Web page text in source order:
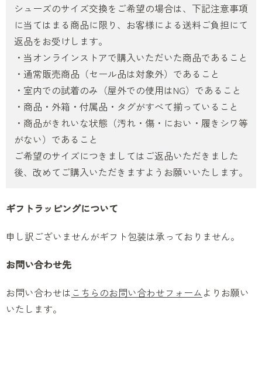
シューズのサイズ交換をご希望の場合は、下記注意事項
に当てはまる商品に限り、お客様による送料ご負担にて
返品をお受けします。
・当オンラインストアで購入いただいた商品であること
・通常販売商品（セール品は対象外）であること
・室内での試着のみ（屋外での使用はNG）であること
・商品・外箱・付属品・タグがすべて揃っていること
・商品がきれいな状態（汚れ・傷・におい・履きシワ等
がない）であること
ご希望のサイズにつきましてはご返品いただきました
後、改めてご購入いただきますようお願いいたします。
ギフトラッピングについて
申し訳ございませんがギフト包装は承っておりません。
お問い合わせ先
お問い合わせは こちらのお問い合わせフォーム よりお願い
いたします。